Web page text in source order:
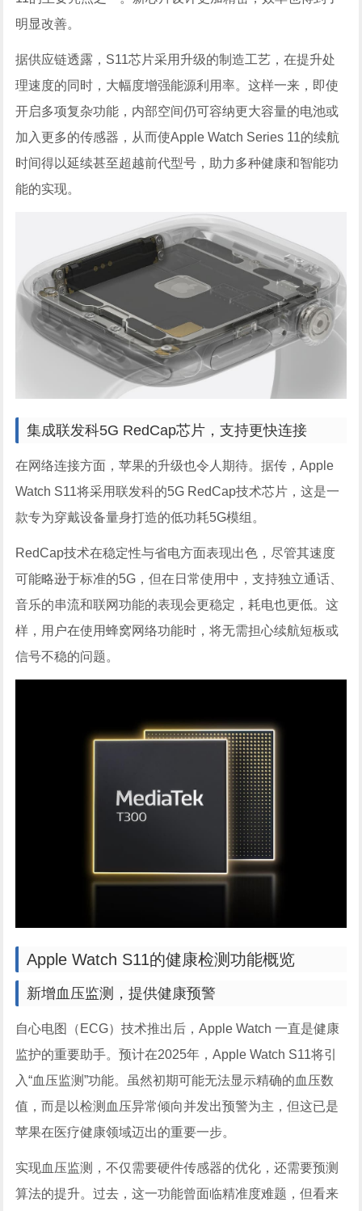
明显改善。
据供应链透露，S11芯片采用升级的制造工艺，在提升处
理速度的同时，大幅度增强能源利用率。这样一来，即使
开启多项复杂功能，内部空间仍可容纳更大容量的电池或
加入更多的传感器，从而使Apple Watch Series 11的续航
时间得以延续甚至超越前代型号，助力多种健康和智能功
能的实现。
集成联发科5G RedCap芯片，支持更快连接
在网络连接方面，苹果的升级也令人期待。据传，Apple
Watch S11将采用联发科的5G RedCap技术芯片，这是一
款专为穿戴设备量身打造的低功耗5G模组。
RedCap技术在稳定性与省电方面表现出色，尽管其速度
可能略逊于标准的5G，但在日常使用中，支持独立通话、
音乐的串流和联网功能的表现会更稳定，耗电也更低。这
样，用户在使用蜂窝网络功能时，将无需担心续航短板或
信号不稳的问题。
Apple Watch S11的健康检测功能概览
新增血压监测，提供健康预警
自心电图（ECG）技术推出后，Apple Watch 一直是健康
监护的重要助手。预计在2025年，Apple Watch S11将引
入“血压监测”功能。虽然初期可能无法显示精确的血压数
值，而是以检测血压异常倾向并发出预警为主，但这已是
苹果在医疗健康领域迈出的重要一步。
实现血压监测，不仅需要硬件传感器的优化，还需要预测
算法的提升。过去，这一功能曾面临精准度难题，但看来